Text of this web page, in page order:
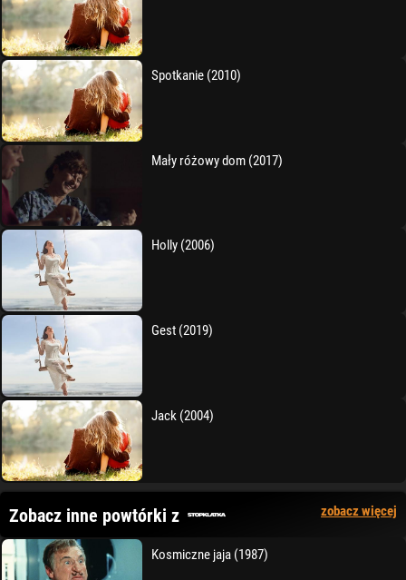
Spotkanie (2010)
Mały różowy dom (2017)
Holly (2006)
Gest (2019)
Jack (2004)
Zobacz inne powtórki z zobacz więcej
Kosmiczne jaja (1987)